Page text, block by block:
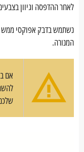
לאחר ההדפסה וגיוון
נשתמש בדבק אפוקסי ממש
המנורה.
אם